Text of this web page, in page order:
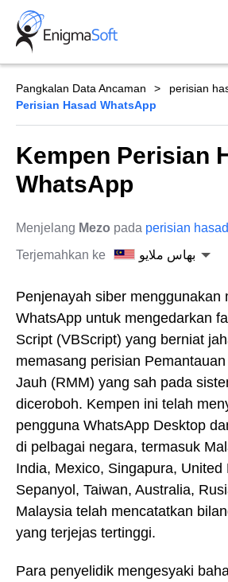
Skip
content
Pangkalan Data Ancaman perisian
Perisian Hasad WhatsApp
Kempen Perisian
WhatsApp
Menjelang Mezo pada perisian hasad
Terjemahkan ke
بهاس ملايو
Penjenayah siber menggunakan
WhatsApp untuk mengedarkan
Script (VBScript) yang berniat
memasang perisian
Jauh (RMM) yang sah pada
diceroboh. Kempen ini telah
pengguna WhatsApp Desktop
di pelbagai negara, termasuk
India, Mexico, Singapura, United
Sepanyol, Taiwan, Australia,
Malaysia telah mencatatkan
yang terjejas tertinggi.
Para penyelidik mengesyaki